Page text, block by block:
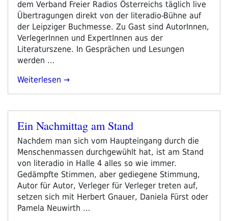
dem Verband Freier Radios Österreichs täglich live
Übertragungen direkt von der literadio-Bühne auf
der Leipziger Buchmesse. Zu Gast sind AutorInnen,
VerlegerInnen und ExpertInnen aus der
Literaturszene. In Gesprächen und Lesungen
werden …
„19
Von
Der
Leipziger
Buchmesse“
Weiterlesen
Veröffentlicht
Ein Nachmittag am Stand
Nachdem man sich vom Haupteingang durch die
Menschenmassen durchgewühlt hat, ist am Stand
von literadio in Halle 4 alles so wie immer.
Gedämpfte Stimmen, aber gediegene Stimmung,
Autor für Autor, Verleger für Verleger treten auf,
setzen sich mit Herbert Gnauer, Daniela Fürst oder
Pamela Neuwirth …